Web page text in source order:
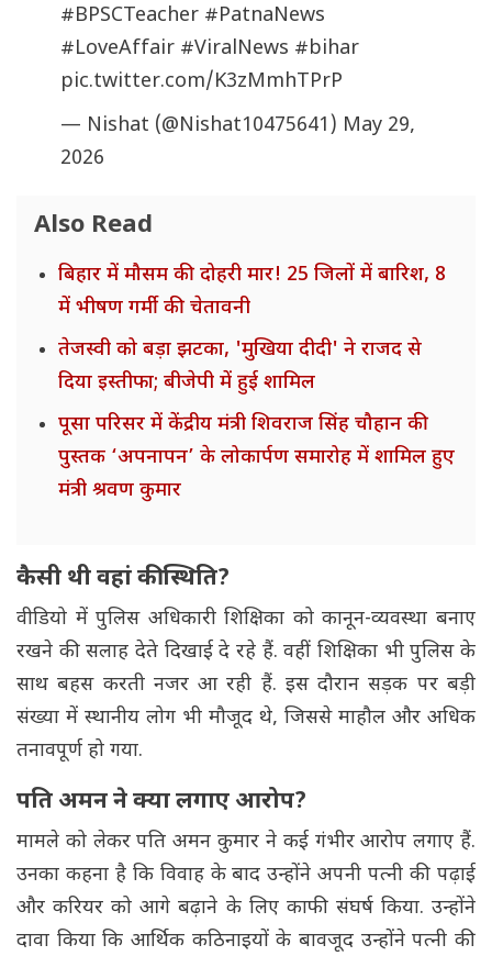
#BPSCTeacher #PatnaNews
#LoveAffair #ViralNews #bihar
pic.twitter.com/K3zMmhTPrP
— Nishat (@Nishat10475641) May 29,
2026
Also Read
बिहार में मौसम की दोहरी मार! 25 जिलों में बारिश, 8
में भीषण गर्मी की चेतावनी
तेजस्वी को बड़ा झटका, 'मुखिया दीदी' ने राजद से
दिया इस्तीफा; बीजेपी में हुई शामिल
पूसा परिसर में केंद्रीय मंत्री शिवराज सिंह चौहान की
पुस्तक ‘अपनापन’ के लोकार्पण समारोह में शामिल हुए
मंत्री श्रवण कुमार
कैसी थी वहां की स्थिति?
वीडियो में पुलिस अधिकारी शिक्षिका को कानून-व्यवस्था बनाए
रखने की सलाह देते दिखाई दे रहे हैं. वहीं शिक्षिका भी पुलिस के
साथ बहस करती नजर आ रही हैं. इस दौरान सड़क पर बड़ी
संख्या में स्थानीय लोग भी मौजूद थे, जिससे माहौल और अधिक
तनावपूर्ण हो गया.
पति अमन ने क्या लगाए आरोप?
मामले को लेकर पति अमन कुमार ने कई गंभीर आरोप लगाए हैं.
उनका कहना है कि विवाह के बाद उन्होंने अपनी पत्नी की पढ़ाई
और करियर को आगे बढ़ाने के लिए काफी संघर्ष किया. उन्होंने
दावा किया कि आर्थिक कठिनाइयों के बावजूद उन्होंने पत्नी की